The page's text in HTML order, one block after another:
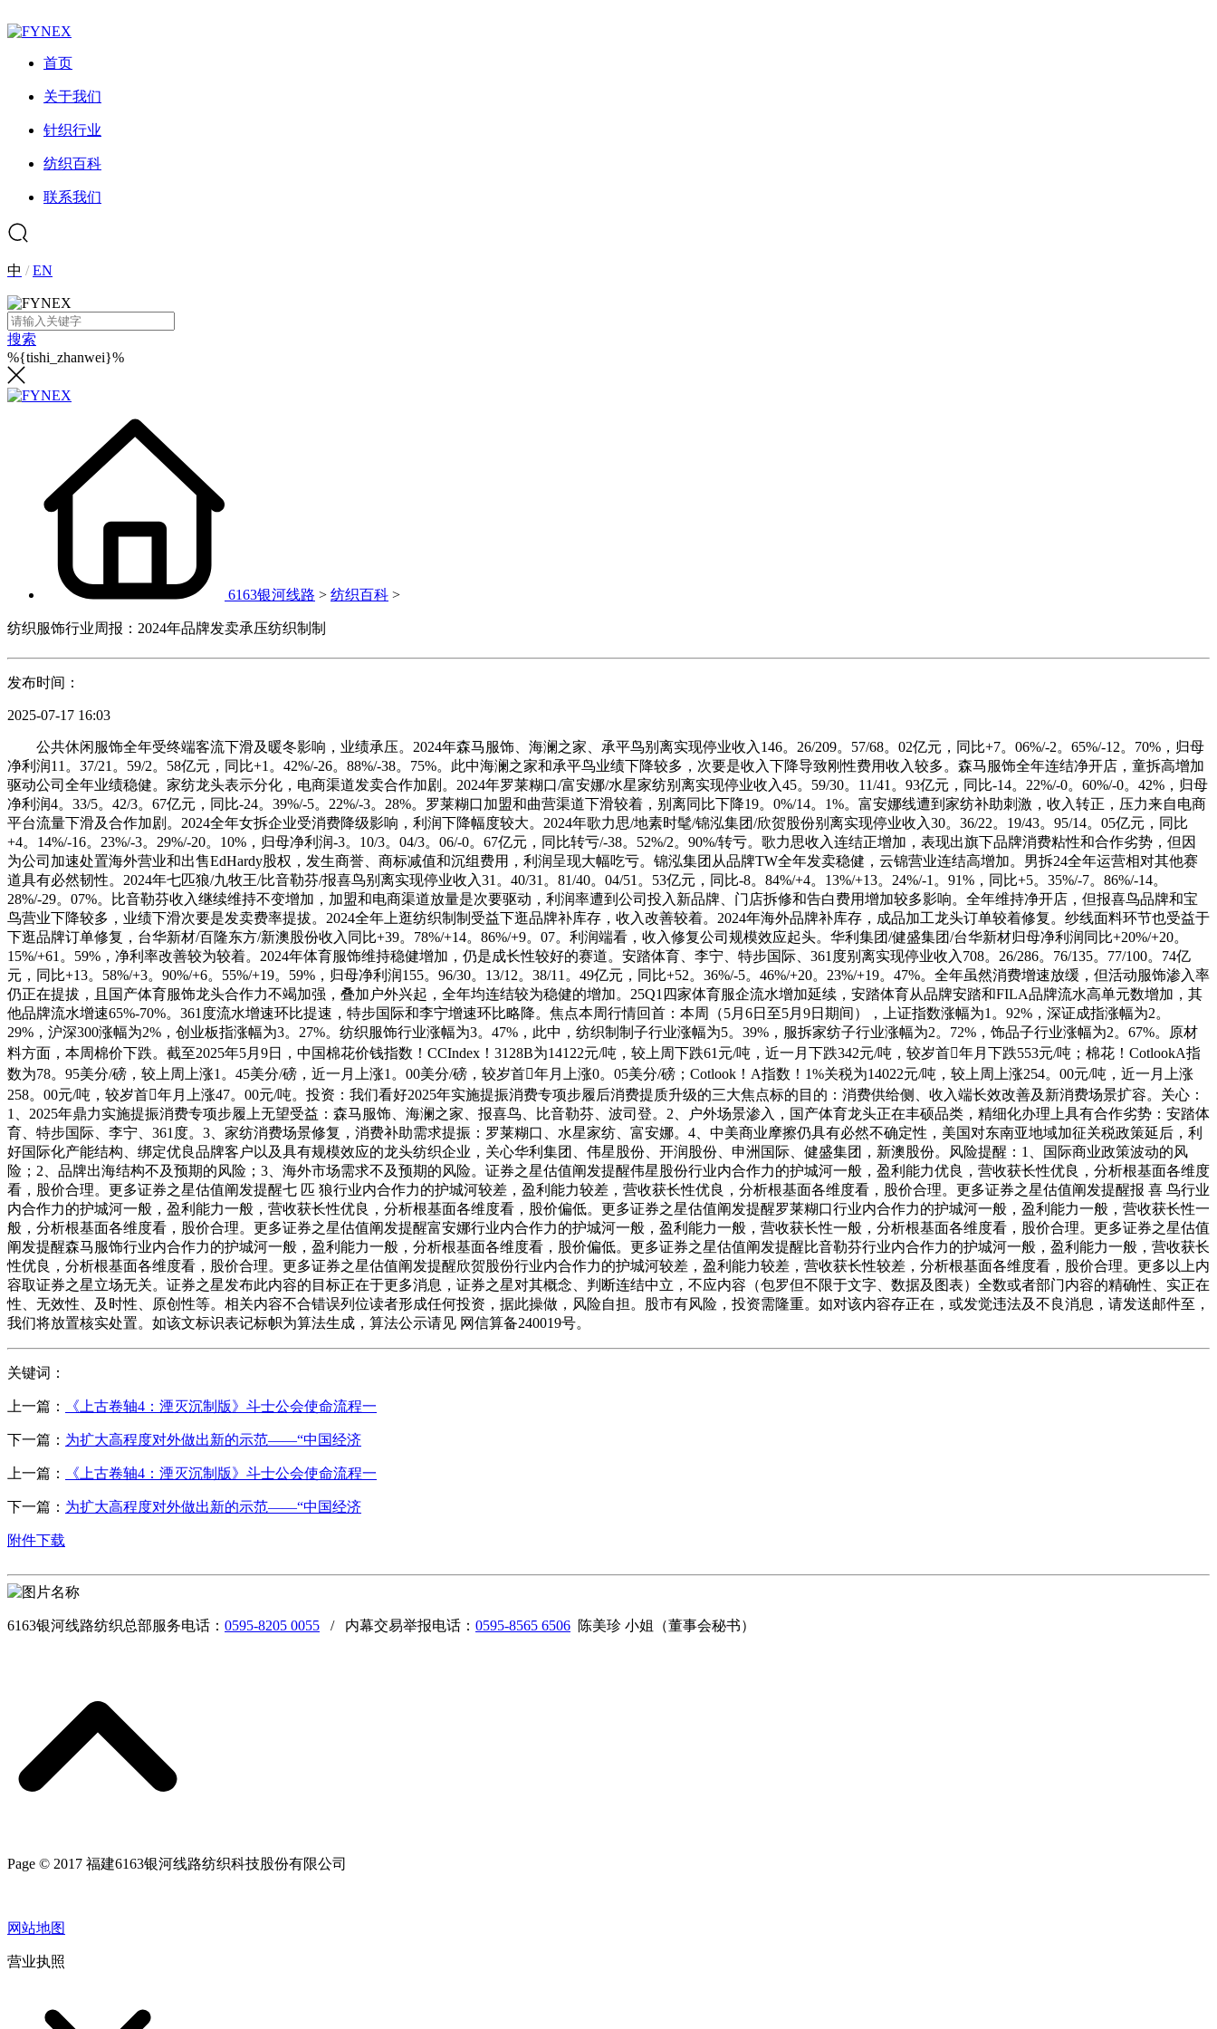
首页
关于我们
针织行业
纺织百科
联系我们
中 /EN
搜索
%{tishi_zhanwei}%
6163银河线路 > 纺织百科 >
纺织服饰行业周报：2024年品牌发卖承压纺织制制
发布时间：
2025-07-17 16:03
公共休闲服饰全年受终端客流下滑及暖冬影响，业绩承压。2024年森马服饰、海澜之家、承平鸟别离实现停业收入146。26/209。57/68。02亿元，同比+7。06%/-2。65%/-12。70%，归母
净利润11。37/21。59/2。58亿元，同比+1。42%/-26。88%/-38。75%。此中海澜之家和承平鸟业绩下降较多，次要是收入下降导致刚性费用收入较多。森马服饰全年连结净开店，童拆高增加
驱动公司全年业绩稳健。家纺龙头表示分化，电商渠道发卖合作加剧。2024年罗莱糊口/富安娜/水星家纺别离实现停业收入45。59/30。11/41。93亿元，同比-14。22%/-0。60%/-0。42%，归母
净利润4。33/5。42/3。67亿元，同比-24。39%/-5。22%/-3。28%。罗莱糊口加盟和曲营渠道下滑较着，别离同比下降19。0%/14。1%。富安娜线遭到家纺补助刺激，收入转正，压力来自电商
平台流量下滑及合作加剧。2024全年女拆企业受消费降级影响，利润下降幅度较大。2024年歌力思/地素时髦/锦泓集团/欣贺股份别离实现停业收入30。36/22。19/43。95/14。05亿元，同比
+4。14%/-16。23%/-3。29%/-20。10%，归母净利润-3。10/3。04/3。06/-0。67亿元，同比转亏/-38。52%/2。90%/转亏。歌力思收入连结正增加，表现出旗下品牌消费粘性和合作劣势，但因
为公司加速处置海外营业和出售EdHardy股权，发生商誉、商标减值和沉组费用，利润呈现大幅吃亏。锦泓集团从品牌TW全年发卖稳健，云锦营业连结高增加。男拆24全年运营相对其他赛
道具有必然韧性。2024年七匹狼/九牧王/比音勒芬/报喜鸟别离实现停业收入31。40/31。81/40。04/51。53亿元，同比-8。84%/+4。13%/+13。24%/-1。91%，同比+5。35%/-7。86%/-14。
28%/-29。07%。比音勒芬收入继续维持不变增加，加盟和电商渠道放量是次要驱动，利润率遭到公司投入新品牌、门店拆修和告白费用增加较多影响。全年维持净开店，但报喜鸟品牌和宝
鸟营业下降较多，业绩下滑次要是发卖费率提拔。2024全年上逛纺织制制受益下逛品牌补库存，收入改善较着。2024年海外品牌补库存，成品加工龙头订单较着修复。纱线面料环节也受益于
下逛品牌订单修复，台华新材/百隆东方/新澳股份收入同比+39。78%/+14。86%/+9。07。利润端看，收入修复公司规模效应起头。华利集团/健盛集团/台华新材归母净利润同比+20%/+20。
15%/+61。59%，净利率改善较为较着。2024年体育服饰维持稳健增加，仍是成长性较好的赛道。安踏体育、李宁、特步国际、361度别离实现停业收入708。26/286。76/135。77/100。74亿
元，同比+13。58%/+3。90%/+6。55%/+19。59%，归母净利润155。96/30。13/12。38/11。49亿元，同比+52。36%/-5。46%/+20。23%/+19。47%。全年虽然消费增速放缓，但活动服饰渗入率
仍正在提拔，且国产体育服饰龙头合作力不竭加强，叠加户外兴起，全年均连结较为稳健的增加。25Q1四家体育服企流水增加延续，安踏体育从品牌安踏和FILA品牌流水高单元数增加，其
他品牌流水增速65%-70%。361度流水增速环比提速，特步国际和李宁增速环比略降。焦点本周行情回首：本周（5月6日至5月9日期间），上证指数涨幅为1。92%，深证成指涨幅为2。
29%，沪深300涨幅为2%，创业板指涨幅为3。27%。纺织服饰行业涨幅为3。47%，此中，纺织制制子行业涨幅为5。39%，服拆家纺子行业涨幅为2。72%，饰品子行业涨幅为2。67%。原材
料方面，本周棉价下跌。截至2025年5月9日，中国棉花价钱指数！CCIndex！3128B为14122元/吨，较上周下跌61元/吨，近一月下跌342元/吨，较岁首年月下跌553元/吨；棉花！CotlookA指
数为78。95美分/磅，较上周上涨1。45美分/磅，近一月上涨1。00美分/磅，较岁首年月上涨0。05美分/磅；Cotlook！A指数！1%关税为14022元/吨，较上周上涨254。00元/吨，近一月上涨
258。00元/吨，较岁首年月上涨47。00元/吨。投资：我们看好2025年实施提振消费专项步履后消费提质升级的三大焦点标的目的：消费供给侧、收入端长效改善及新消费场景扩容。关心：
1、2025年鼎力实施提振消费专项步履上无望受益：森马服饰、海澜之家、报喜鸟、比音勒芬、波司登。2、户外场景渗入，国产体育龙头正在丰硕品类，精细化办理上具有合作劣势：安踏体
育、特步国际、李宁、361度。3、家纺消费场景修复，消费补助需求提振：罗莱糊口、水星家纺、富安娜。4、中美商业摩擦仍具有必然不确定性，美国对东南亚地域加征关税政策延后，利
好国际化产能结构、绑定优良品牌客户以及具有规模效应的龙头纺织企业，关心华利集团、伟星股份、开润股份、申洲国际、健盛集团，新澳股份。风险提醒：1、国际商业政策波动的风
险；2、品牌出海结构不及预期的风险；3、海外市场需求不及预期的风险。证券之星估值阐发提醒伟星股份行业内合作力的护城河一般，盈利能力优良，营收获长性优良，分析根基面各维度
看，股价合理。更多证券之星估值阐发提醒七 匹 狼行业内合作力的护城河较差，盈利能力较差，营收获长性优良，分析根基面各维度看，股价合理。更多证券之星估值阐发提醒报 喜 鸟行业
内合作力的护城河一般，盈利能力一般，营收获长性优良，分析根基面各维度看，股价偏低。更多证券之星估值阐发提醒罗莱糊口行业内合作力的护城河一般，盈利能力一般，营收获长性一
般，分析根基面各维度看，股价合理。更多证券之星估值阐发提醒富安娜行业内合作力的护城河一般，盈利能力一般，营收获长性一般，分析根基面各维度看，股价合理。更多证券之星估值
阐发提醒森马服饰行业内合作力的护城河一般，盈利能力一般，分析根基面各维度看，股价偏低。更多证券之星估值阐发提醒比音勒芬行业内合作力的护城河一般，盈利能力一般，营收获长
性优良，分析根基面各维度看，股价合理。更多证券之星估值阐发提醒欣贺股份行业内合作力的护城河较差，盈利能力较差，营收获长性较差，分析根基面各维度看，股价合理。更多以上内
容取证券之星立场无关。证券之星发布此内容的目标正在于更多消息，证券之星对其概念、判断连结中立，不应内容（包罗但不限于文字、数据及图表）全数或者部门内容的精确性、实正在
性、无效性、及时性、原创性等。相关内容不合错误列位读者形成任何投资，据此操做，风险自担。股市有风险，投资需隆重。如对该内容存正在，或发觉违法及不良消息，请发送邮件至，
我们将放置核实处置。如该文标识表记标帜为算法生成，算法公示请见 网信算备240019号。
关键词：
上一篇： 《上古卷轴4：湮灭沉制版》斗士公会使命流程一
下一篇： 为扩大高程度对外做出新的示范——“中国经济
上一篇： 《上古卷轴4：湮灭沉制版》斗士公会使命流程一
下一篇： 为扩大高程度对外做出新的示范——“中国经济
附件下载
6163银河线路纺织总部服务电话： 0595-8205 0055 / 内幕交易举报电话： 0595-8565 6506 陈美珍 小姐（董事会秘书）
Page © 2017 福建6163银河线路纺织科技股份有限公司
网站地图
营业执照